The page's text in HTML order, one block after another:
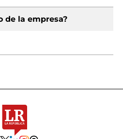
de la empresa?